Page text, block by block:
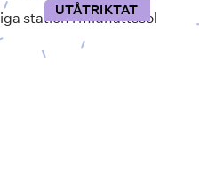
UTÅTRIKTAT